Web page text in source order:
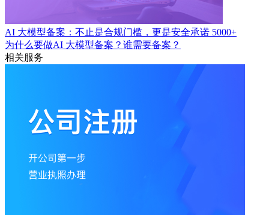
AI 大模型备案：不止是合规门槛，更是安全承诺 5000+
为什么要做AI 大模型备案？谁需要备案？
相关服务